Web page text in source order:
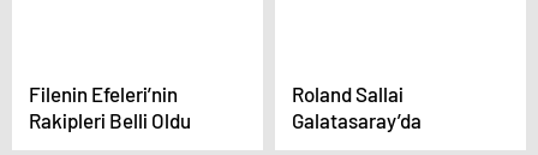
Filenin Efeleri’nin
Rakipleri Belli Oldu
Roland Sallai
Galatasaray’da